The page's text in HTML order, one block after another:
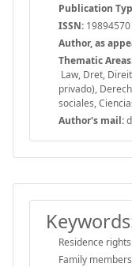
Publication
ISSN: 19894570
Author, as
Thematic
Law, Dret,
privado),
sociales,
Author's mail:
Residence rights
Family members